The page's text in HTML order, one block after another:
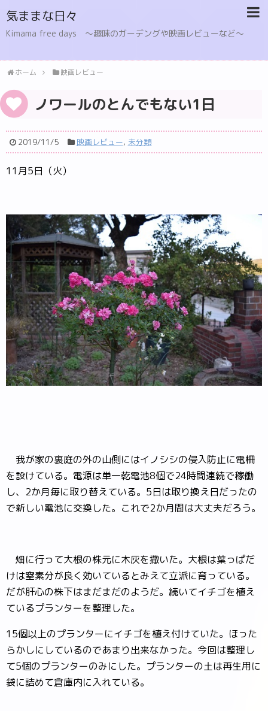
気ままな日々
Kimama free days 〜趣味のガーデングや映画レビューなど〜
ホーム 映画レビュー
ノワールのとんでもない1日
2019/11/5 映画レビュー, 未分類
11月5日（火）
我が家の裏庭の外の山側にはイノシシの侵入防止に電柵
を設けている。電源は単一乾電池8個で24時間連続で稼働
し、2か月毎に取り替えている。5日は取り換え日だったの
で新しい電池に交換した。これで2か月間は大丈夫だろう。
畑に行って大根の株元に木灰を撒いた。大根は葉っぱだ
けは窒素分が良く効いているとみえて立派に育っている。
だが肝心の株下はまだまだのようだ。続いてイチゴを植え
ているプランターを整理した。
15個以上のプランターにイチゴを植え付けていた。ほった
らかしにしているのであまり出来なかった。今回は整理し
て5個のプランターのみにした。プランターの土は再生用に
袋に詰めて倉庫内に入れている。